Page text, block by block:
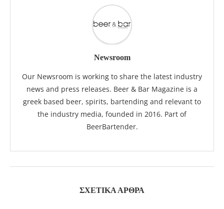
Newsroom
Our Newsroom is working to share the latest industry
news and press releases. Beer & Bar Magazine is a
greek based beer, spirits, bartending and relevant to
the industry media, founded in 2016. Part of
BeerBartender.
ΣΧΕΤΙΚΆ ΆΡΘΡΑ